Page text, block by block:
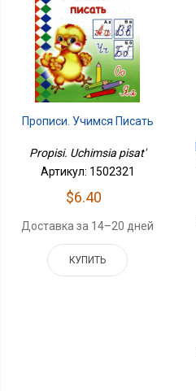
Прописи. Учимся Писать
Propisi. Uchimsia pisat'
Артикул: 1502321
$6.40
Доставка за 14–20 дней
КУПИТЬ